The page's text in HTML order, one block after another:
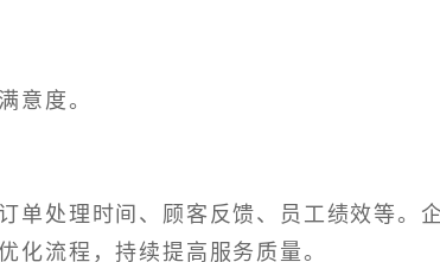
意度。
单处理时间、顾客反馈、员工绩效等。
化流程，持续提高服务质量。